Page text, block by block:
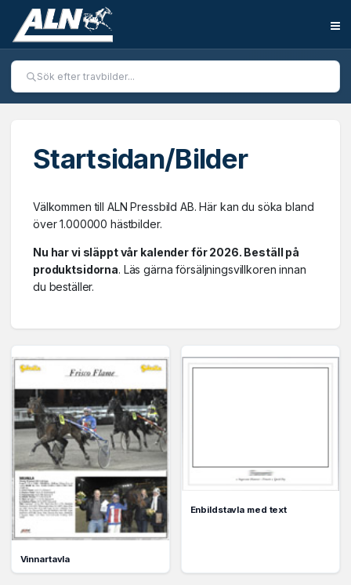
Startsidan/Bilder
Välkommen till ALN Pressbild AB. Här kan du söka bland
över 1.000000 hästbilder.
Nu har vi släppt vår kalender för 2026. Beställ på
produktsidorna. Läs gärna försäljningsvillkoren innan
du beställer.
Vinnartavla
Enbildstavla med text